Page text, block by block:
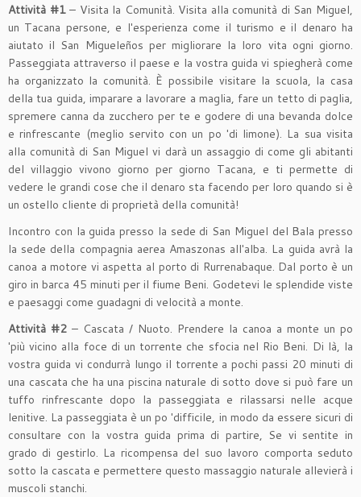
Attività #1– Visita la Comunità. Visita alla comunità di San Miguel,
un Tacana persone, e l'esperienza come il turismo e il denaro ha
aiutato il San Migueleños per migliorare la loro vita ogni giorno.
Passeggiata attraverso il paese e la vostra guida vi spiegherà come
ha organizzato la comunità. È possibile visitare la scuola, la casa
della tua guida, imparare a lavorare a maglia, fare un tetto di paglia,
spremere canna da zucchero per te e godere di una bevanda dolce
e rinfrescante (meglio servito con un po 'di limone). La sua visita
alla comunità di San Miguel vi darà un assaggio di come gli abitanti
del villaggio vivono giorno per giorno Tacana, e ti permette di
vedere le grandi cose che il denaro sta facendo per loro quando si è
un ostello cliente di proprietà della comunità!
Incontro con la guida presso la sede di San Miguel del Bala presso
la sede della compagnia aerea Amaszonas all'alba. La guida avrà la
canoa a motore vi aspetta al porto di Rurrenabaque. Dal porto è un
giro in barca 45 minuti per il fiume Beni. Godetevi le splendide viste
e paesaggi come guadagni di velocità a monte.
Attività #2 – Cascata / Nuoto. Prendere la canoa a monte un po
'più vicino alla foce di un torrente che sfocia nel Rio Beni. Di là, la
vostra guida vi condurrà lungo il torrente a pochi passi 20 minuti di
una cascata che ha una piscina naturale di sotto dove si può fare un
tuffo rinfrescante dopo la passeggiata e rilassarsi nelle acque
lenitive. La passeggiata è un po 'difficile, in modo da essere sicuri di
consultare con la vostra guida prima di partire, Se vi sentite in
grado di gestirlo. La ricompensa del suo lavoro comporta seduto
sotto la cascata e permettere questo massaggio naturale allevierà i
muscoli stanchi.